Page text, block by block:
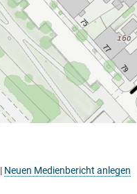
| Neuen Medienbericht anlegen